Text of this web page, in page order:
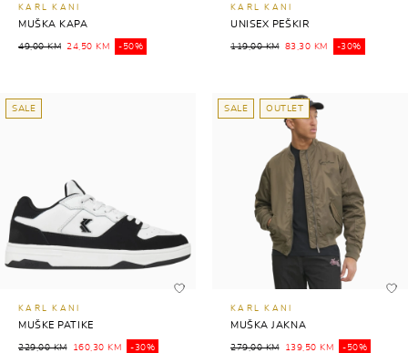
KARL KANI
MUŠKA KAPA
49,00 KM 24,50 KM -50%
KARL KANI
UNISEX PEŠKIR
119,00 KM 83,30 KM -30%
SALE
KARL KANI
MUŠKE PATIKE
229,00 KM 160,30 KM -30%
SALE OUTLET
KARL KANI
MUŠKA JAKNA
279,00 KM 139,50 KM -50%